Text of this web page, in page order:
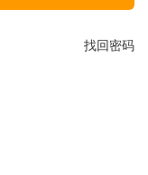
找回密码